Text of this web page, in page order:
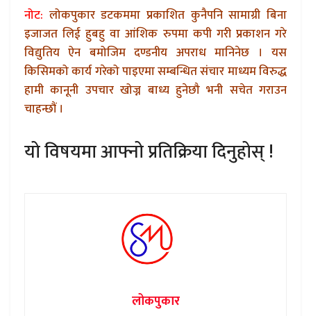
नोट: लोकपुकार डटकममा प्रकाशित कुनैपनि सामाग्री बिना
इजाजत लिई हुबहु वा आंशिक रुपमा कपी गरी प्रकाशन गरे
विद्युतिय ऐन बमोजिम दण्डनीय अपराध मानिनेछ । यस
किसिमको कार्य गरेको पाइएमा सम्बन्धित संचार माध्यम विरुद्ध
हामी कानूनी उपचार खोज्न बाध्य हुनेछौ भनी सचेत गराउन
चाहन्छौं ।
यो विषयमा आफ्नो प्रतिक्रिया दिनुहोस् !
लोकपुकार